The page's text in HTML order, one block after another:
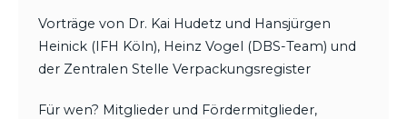
Vorträge von Dr. Kai Hudetz und Hansjürgen
Heinick (IFH Köln), Heinz Vogel (DBS-Team) und
der Zentralen Stelle Verpackungsregister
Für wen? Mitglieder und Fördermitglieder,